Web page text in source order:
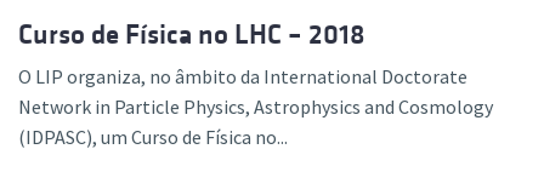
Curso de Física no LHC – 2018
O LIP organiza, no âmbito da International Doctorate
Network in Particle Physics, Astrophysics and Cosmology
(IDPASC), um Curso de Física no...